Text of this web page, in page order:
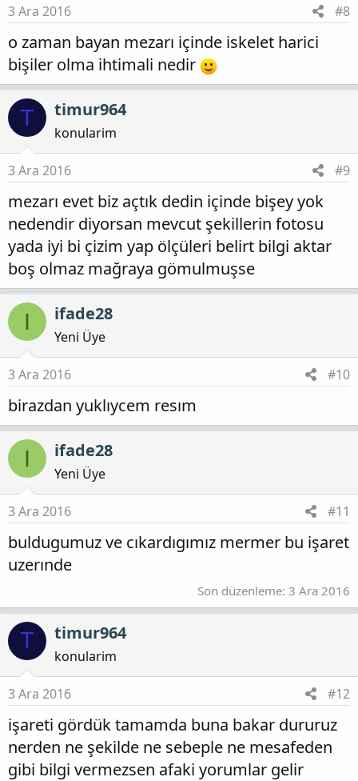
3 Ara 2016 #8
o zaman bayan mezarı içinde iskelet harici
bişiler olma ihtimali nedir
T timur964
konularim
3 Ara 2016 #9
mezarı evet biz açtık dedin içinde bişey yok
nedendir diyorsan mevcut şekillerin fotosu
yada iyi bi çizim yap ölçüleri belirt bilgi aktar
boş olmaz mağraya gömulmuşse
I ifade28
Yeni Üye
3 Ara 2016 #10
birazdan yuklıycem resım
I ifade28
Yeni Üye
3 Ara 2016 #11
buldugumuz ve cıkardıgımız mermer bu işaret
uzerınde
Son düzenleme: 3 Ara 2016
T timur964
konularim
3 Ara 2016 #12
işareti gördük tamamda buna bakar dururuz
nerden ne şekilde ne sebeple ne mesafeden
gibi bilgi vermezsen afaki yorumlar gelir